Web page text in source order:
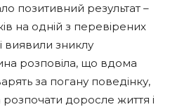
позитивний результат –
на одній з перевірених
виявили зниклу
розповіла, що вдома
за погану поведінку,
доросле життя і